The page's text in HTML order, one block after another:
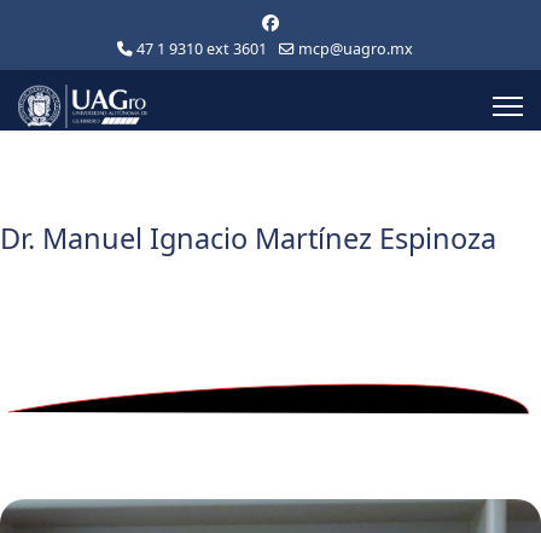
47 1 9310 ext 3601 mcp@uagro.mx
Dr. Manuel Ignacio Martínez Espinoza